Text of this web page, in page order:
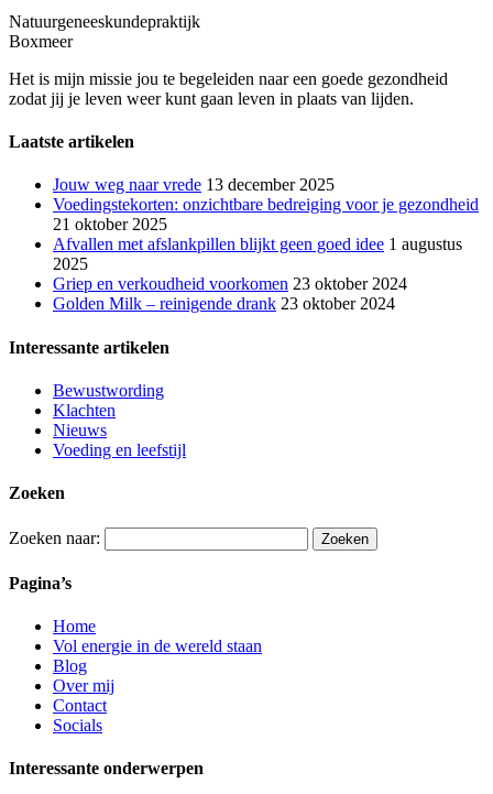
Natuurgeneeskundepraktijk
Boxmeer
Het is mijn missie jou te begeleiden naar een goede gezondheid
zodat jij je leven weer kunt gaan leven in plaats van lijden.
Laatste artikelen
Jouw weg naar vrede 13 december 2025
Voedingstekorten: onzichtbare bedreiging voor je gezondheid
21 oktober 2025
Afvallen met afslankpillen blijkt geen goed idee 1 augustus
2025
Griep en verkoudheid voorkomen 23 oktober 2024
Golden Milk – reinigende drank 23 oktober 2024
Interessante artikelen
Bewustwording
Klachten
Nieuws
Voeding en leefstijl
Zoeken
Zoeken naar:
Pagina’s
Home
Vol energie in de wereld staan
Blog
Over mij
Contact
Socials
Interessante onderwerpen